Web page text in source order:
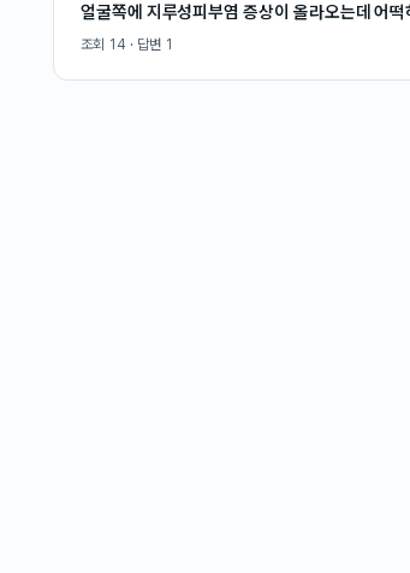
얼굴쪽에 지루성피부염 증상이 올라오는데 어떡
조회 14 · 답변 1